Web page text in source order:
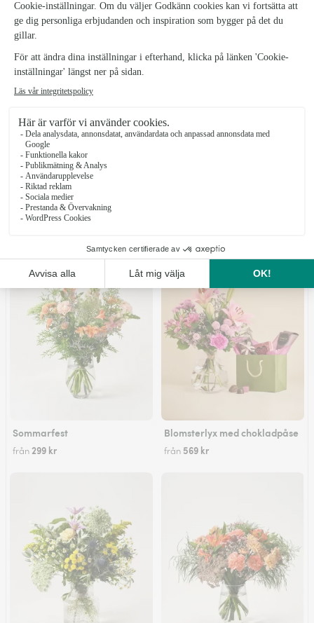
Sommarbris
från319 kr
Sommarfest
från299 kr
Blomsterlyx med chokladpåse
från 569 kr